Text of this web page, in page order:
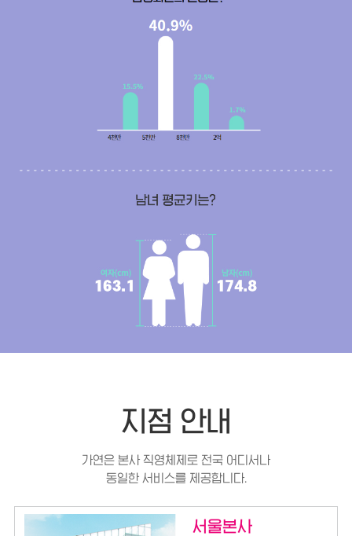
지점 안내
가연은 본사 직영체제로 전국 어디서나
동일한 서비스를 제공합니다.
서울본사